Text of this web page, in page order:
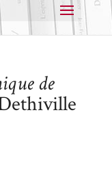
de